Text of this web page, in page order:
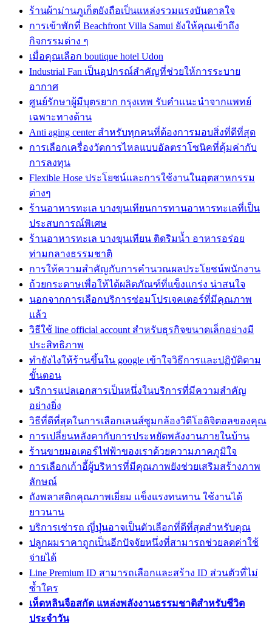
ร้านผ้าม่านภูเก็ตยังถือเป็นแหล่งรวมแรงบันดาลใจ
การเข้าพักที่ Beachfront Villa Samui ยังให้คุณเข้าถึง
กิจกรรมต่าง ๆ
เมื่อคุณเลือก boutique hotel Udon
Industrial Fan เป็นอุปกรณ์สำคัญที่ช่วยให้การระบาย
อากาศ
ศูนย์รักษาผู้มีบุตรยาก กรุงเทพ รับคำแนะนำจากแพทย์
เฉพาะทางด้าน
Anti aging center สำหรับทุกคนที่ต้องการมอบสิ่งที่ดีที่สุด
การเลือกเครื่องวัดการไหลแบบอัลตราโซนิคที่คุ้มค่ากับ
การลงทุน
Flexible Hose ประโยชน์และการใช้งานในอุตสาหกรรม
ต่างๆ
ร้านอาหารทะเล บางขุนเทียนการทานอาหารทะเลที่เป็น
ประสบการณ์พิเศษ
ร้านอาหารทะเล บางขุนเทียน ติดริมน้ำ อาหารอร่อย
ท่ามกลางธรรมชาติ
การให้ความสำคัญกับการคำนวณผลประโยชน์พนักงาน
ถ้วยกระดาษเพื่อให้ได้ผลิตภัณฑ์ที่แข็งแกร่ง น่าสนใจ
นอกจากการเลือกบริการซ่อมโปรเจคเตอร์ที่มีคุณภาพ
แล้ว
วิธีใช้ line official account สำหรับธุรกิจขนาดเล็กอย่างมี
ประสิทธิภาพ
ทํายังไงให้ร้านขึ้นใน google เข้าใจวิธีการและปฏิบัติตาม
ขั้นตอน
บริการแปลเอกสารเป็นหนึ่งในบริการที่มีความสำคัญ
อย่างยิ่ง
วิธีที่ดีที่สุดในการเลือกเลนส์ซูมกล้องวิดีโอดิจิตอลของคุณ
การเปลี่ยนหลังคากับการประหยัดพลังงานภายในบ้าน
ร้านขายมอเตอร์ไฟฟ้าของเราด้วยความภาคภูมิใจ
การเลือกเก้าอี้ผู้บริหารที่มีคุณภาพยังช่วยเสริมสร้างภาพ
ลักษณ์
ถังพลาสติกคุณภาพเยี่ยม แข็งแรงทนทาน ใช้งานได้
ยาวนาน
บริการเช่ารถ ญี่ปุ่นอาจเป็นตัวเลือกที่ดีที่สุดสำหรับคุณ
ปลูกผมราคาถูกเป็นอีกปัจจัยหนึ่งที่สามารถช่วยลดค่าใช้
จ่ายได้
Line Premium ID สามารถเลือกและสร้าง ID ส่วนตัวที่ไม่
ซ้ำใคร
เห็ดหลินจือสกัด แหล่งพลังงานธรรมชาติสำหรับชีวิต
ประจำวัน